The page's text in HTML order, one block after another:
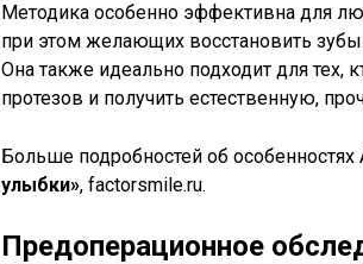
Методика особенно эффективна для
при этом желающих восстановить
Она также идеально подходит для тех,
протезов и получить естественную,
Больше подробностей об
улыбки», factorsmile.ru.
Предоперационное